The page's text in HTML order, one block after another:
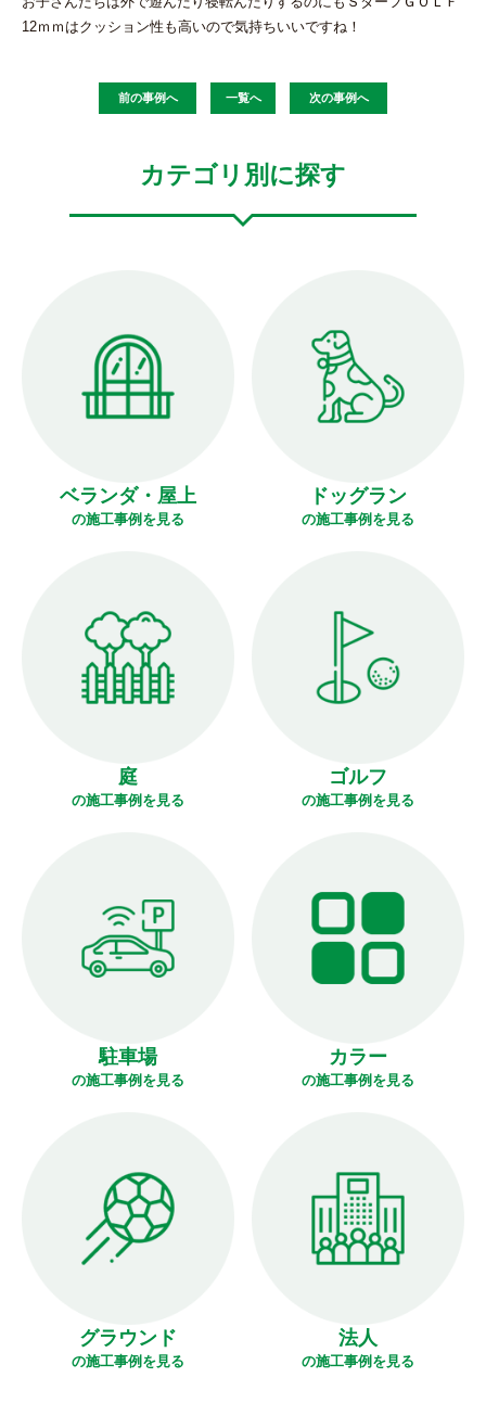
12ｍｍはクッション性も高いので気持ちいいですね！
前の事例へ 一覧へ 次の事例へ
カテゴリ別に探す
ベランダ・屋上
の施工事例を見る
ドッグラン
の施工事例を見る
庭
の施工事例を見る
ゴルフ
の施工事例を見る
駐車場
の施工事例を見る
カラー
の施工事例を見る
グラウンド
の施工事例を見る
法人
の施工事例を見る